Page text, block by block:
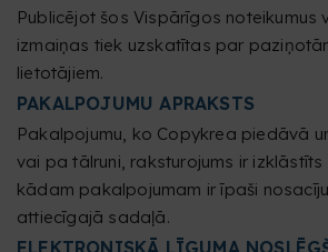
Publicējot šos Vispārīgos noteikumus
izmaiņas tiek uzskatītas par
lietotājiem.
PAKALPOJUMU APRAKSTS
Pakalpojumu, ko Copykrea piedāvā
vai pa tālruni, raksturojums ir
kādam pakalpojumam ir īpaši
attiecīgajā sadaļā.
ELEKTRONISKĀ LĪGUMA